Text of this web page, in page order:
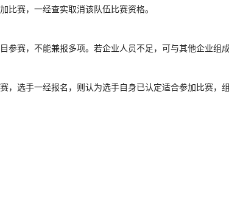
比赛，一经查实取消该队伍比赛资格。
参赛，不能兼报多项。若企业人员不足，可与其他企业组
，选手一经报名，则认为选手自身已认定适合参加比赛，